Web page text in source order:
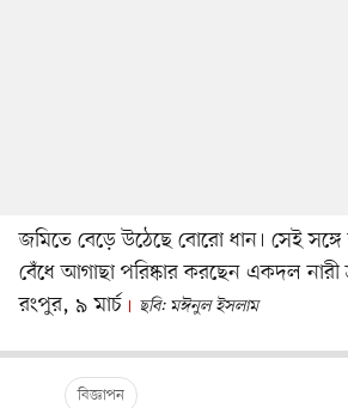
জমিতে বেড়ে উঠেছে বোরো ধান। সেই
বেঁধে আগাছা পরিষ্কার করছেন একদল নারী
রংপুর, ৯ মার্চ
ছবি: মঈনুল ইসলাম